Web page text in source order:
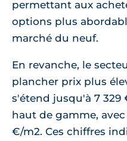
permettant aux
options plus
marché du neuf.
En revanche, le
plancher prix plus
s'étend jusqu'à 7
haut de gamme,
€/m2. Ces chiffres